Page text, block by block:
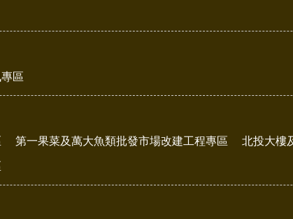
區
第一果菜及萬大魚類批發市場改建工程專區 北投大樓